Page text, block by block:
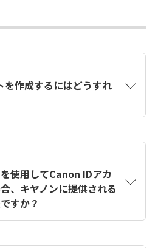
作成するにはどうすれ
法は【カメラ】Canon IDとは
IDの作成方法は？をご確認く
使用してCanon IDアカ
、キヤノンに提供される
すか？